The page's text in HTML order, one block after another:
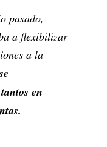
pasado,
a flexibilizar
a la
se
en